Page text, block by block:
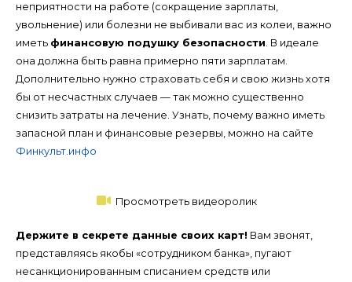
неприятности на работе (сокращение зарплаты,
увольнение) или болезни не выбивали вас из колеи, важно
иметь финансовую подушку безопасности. В идеале
она должна быть равна примерно пяти зарплатам.
Дополнительно нужно страховать себя и свою жизнь хотя
бы от несчастных случаев — так можно существенно
снизить затраты на лечение. Узнать, почему важно иметь
запасной план и финансовые резервы, можно на сайте
Финкульт.инфо
Просмотреть видеоролик
Держите в секрете данные своих карт! Вам звонят,
представляясь якобы «сотрудником банка», пугают
несанкционированным списанием средств или